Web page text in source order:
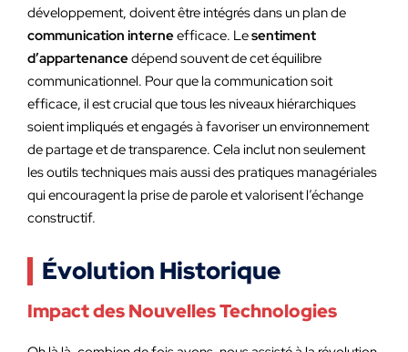
développement, doivent être intégrés dans un plan de
communication interneefficace. Lesentiment
d’appartenancedépend souvent de cet équilibre
communicationnel. Pour que la communication soit
efficace, il est crucial que tous les niveaux hiérarchiques
soient impliqués et engagés à favoriser un environnement
de partage et de transparence. Cela inclut non seulement
les outils techniques mais aussi des pratiques managériales
qui encouragent la prise de parole et valorisent l’échange
constructif.
Évolution Historique
Impact des Nouvelles Technologies